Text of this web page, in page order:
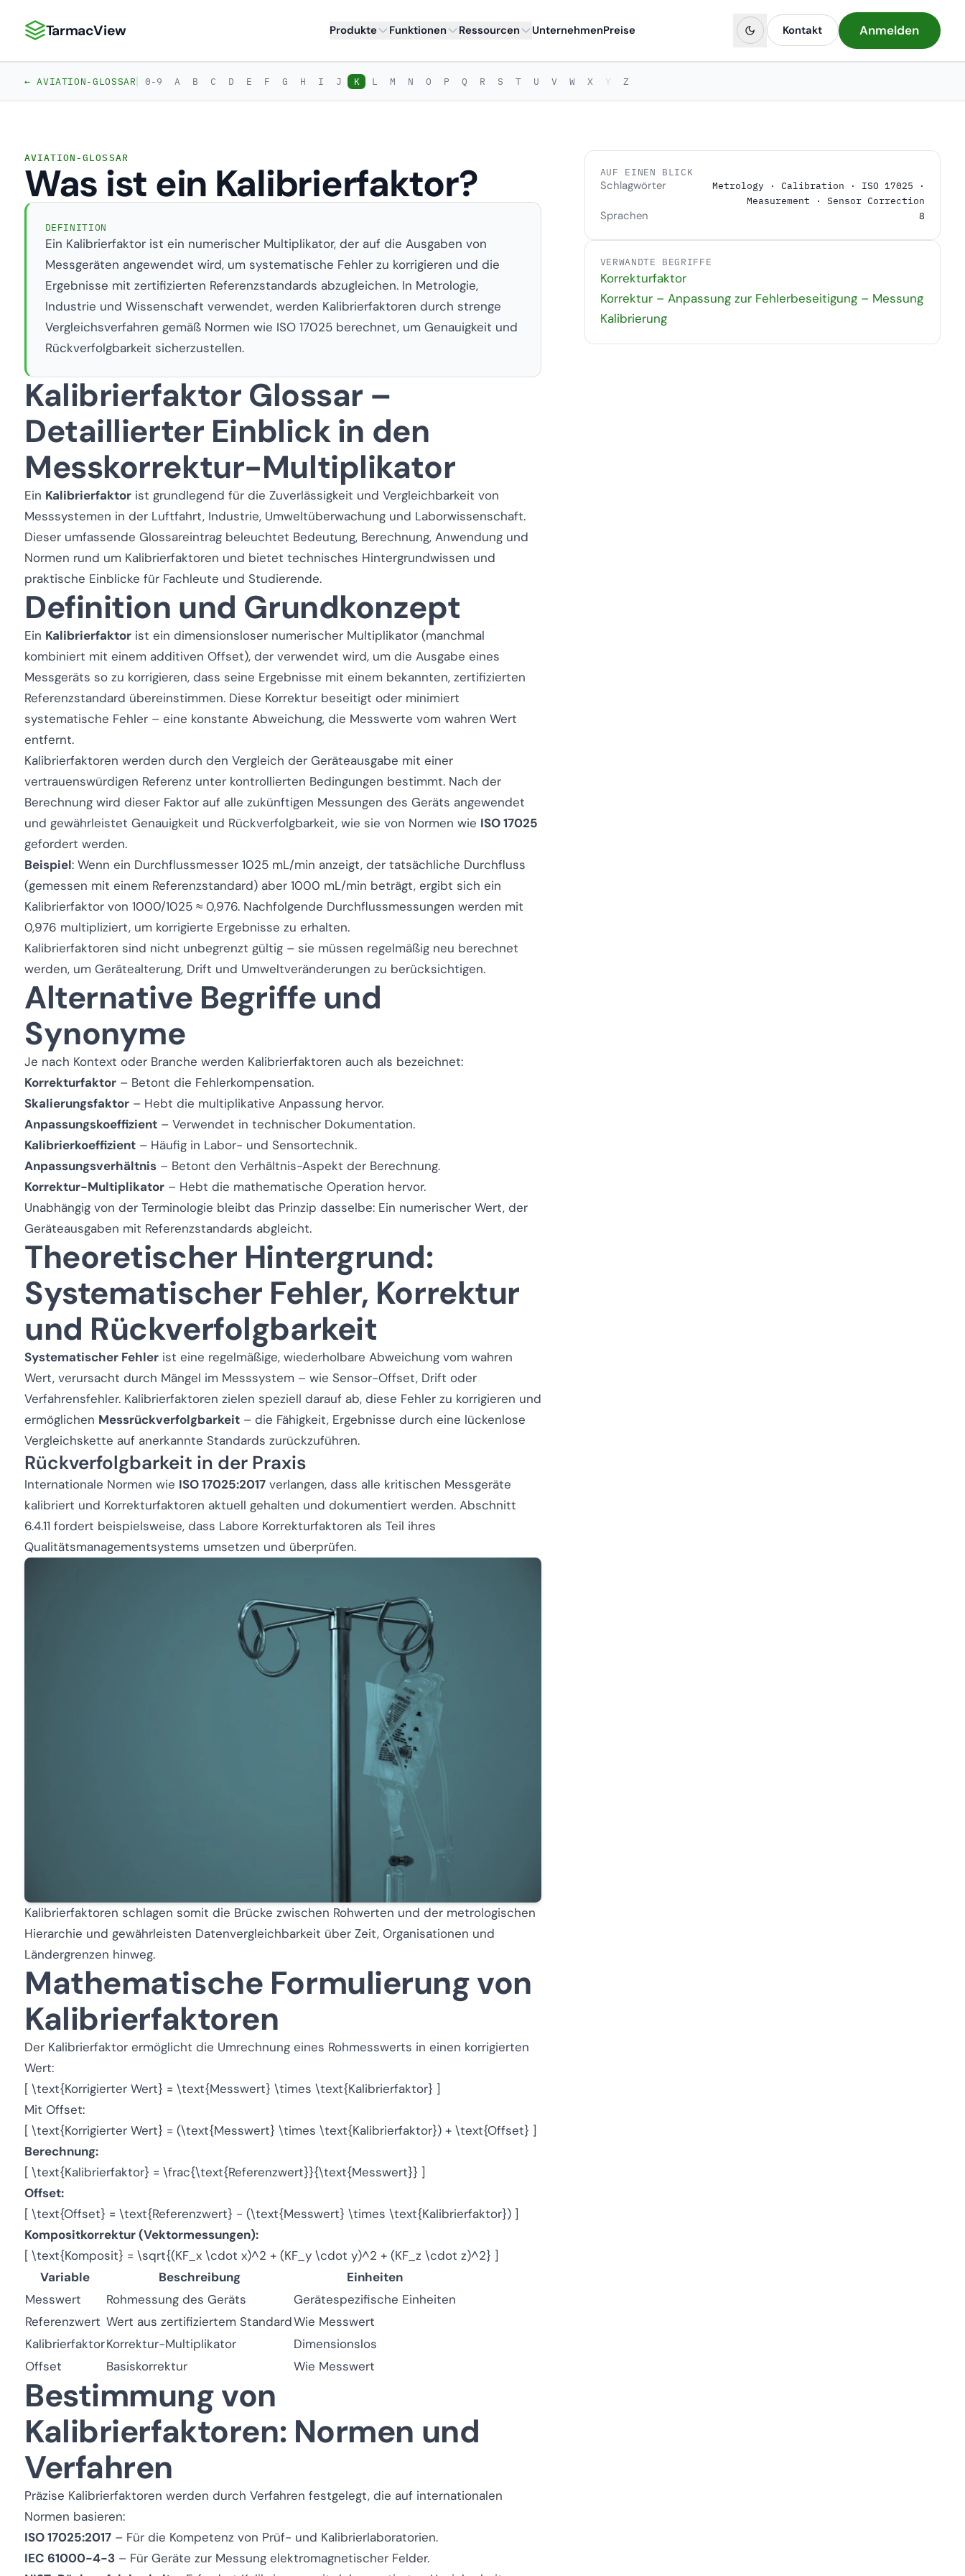
TarmacView: Präzisionsluftfahrtanalytik
TarmacView Produkte Funktionen Ressourcen UnternehmenPreise Kontakt Anmelden
← AVIATION-GLOSSAR| 0-9 A B C D E F G H I J K L M N O P Q R S T U V W X Y Z
AVIATION-GLOSSAR
Was ist ein Kalibrierfaktor?
DEFINITION
Ein Kalibrierfaktor ist ein numerischer Multiplikator, der auf die Ausgaben von
Messgeräten angewendet wird, um systematische Fehler zu korrigieren und die
Ergebnisse mit zertifizierten Referenzstandards abzugleichen. In Metrologie,
Industrie und Wissenschaft verwendet, werden Kalibrierfaktoren durch strenge
Vergleichsverfahren gemäß Normen wie ISO 17025 berechnet, um Genauigkeit und
Rückverfolgbarkeit sicherzustellen.
Kalibrierfaktor Glossar –
Detaillierter Einblick in den
Messkorrektur-Multiplikator
Ein Kalibrierfaktor ist grundlegend für die Zuverlässigkeit und Vergleichbarkeit von
Messsystemen in der Luftfahrt, Industrie, Umweltüberwachung und Laborwissenschaft.
Dieser umfassende Glossareintrag beleuchtet Bedeutung, Berechnung, Anwendung und
Normen rund um Kalibrierfaktoren und bietet technisches Hintergrundwissen und
praktische Einblicke für Fachleute und Studierende.
Definition und Grundkonzept
Ein Kalibrierfaktor ist ein dimensionsloser numerischer Multiplikator (manchmal
kombiniert mit einem additiven Offset), der verwendet wird, um die Ausgabe eines
Messgeräts so zu korrigieren, dass seine Ergebnisse mit einem bekannten, zertifizierten
Referenzstandard übereinstimmen. Diese Korrektur beseitigt oder minimiert
systematische Fehler – eine konstante Abweichung, die Messwerte vom wahren Wert
entfernt.
Kalibrierfaktoren werden durch den Vergleich der Geräteausgabe mit einer
vertrauenswürdigen Referenz unter kontrollierten Bedingungen bestimmt. Nach der
Berechnung wird dieser Faktor auf alle zukünftigen Messungen des Geräts angewendet
und gewährleistet Genauigkeit und Rückverfolgbarkeit, wie sie von Normen wie ISO 17025
gefordert werden.
Beispiel: Wenn ein Durchflussmesser 1025 mL/min anzeigt, der tatsächliche Durchfluss
(gemessen mit einem Referenzstandard) aber 1000 mL/min beträgt, ergibt sich ein
Kalibrierfaktor von 1000/1025 ≈ 0,976. Nachfolgende Durchflussmessungen werden mit
0,976 multipliziert, um korrigierte Ergebnisse zu erhalten.
Kalibrierfaktoren sind nicht unbegrenzt gültig – sie müssen regelmäßig neu berechnet
werden, um Gerätealterung, Drift und Umweltveränderungen zu berücksichtigen.
Alternative Begriffe und
Synonyme
Je nach Kontext oder Branche werden Kalibrierfaktoren auch als bezeichnet:
Korrekturfaktor – Betont die Fehlerkompensation.
Skalierungsfaktor – Hebt die multiplikative Anpassung hervor.
Anpassungskoeffizient – Verwendet in technischer Dokumentation.
Kalibrierkoeffizient – Häufig in Labor- und Sensortechnik.
Anpassungsverhältnis – Betont den Verhältnis-Aspekt der Berechnung.
Korrektur-Multiplikator – Hebt die mathematische Operation hervor.
Unabhängig von der Terminologie bleibt das Prinzip dasselbe: Ein numerischer Wert, der
Geräteausgaben mit Referenzstandards abgleicht.
Theoretischer Hintergrund:
Systematischer Fehler, Korrektur
und Rückverfolgbarkeit
Systematischer Fehler ist eine regelmäßige, wiederholbare Abweichung vom wahren
Wert, verursacht durch Mängel im Messsystem – wie Sensor-Offset, Drift oder
Verfahrensfehler. Kalibrierfaktoren zielen speziell darauf ab, diese Fehler zu korrigieren und
ermöglichen Messrückverfolgbarkeit – die Fähigkeit, Ergebnisse durch eine lückenlose
Vergleichskette auf anerkannte Standards zurückzuführen.
Rückverfolgbarkeit in der Praxis
Internationale Normen wie ISO 17025:2017 verlangen, dass alle kritischen Messgeräte
kalibriert und Korrekturfaktoren aktuell gehalten und dokumentiert werden. Abschnitt
6.4.11 fordert beispielsweise, dass Labore Korrekturfaktoren als Teil ihres
Qualitätsmanagementsystems umsetzen und überprüfen.
Kalibrierfaktoren schlagen somit die Brücke zwischen Rohwerten und der metrologischen
Hierarchie und gewährleisten Datenvergleichbarkeit über Zeit, Organisationen und
Ländergrenzen hinweg.
Mathematische Formulierung von
Kalibrierfaktoren
Der Kalibrierfaktor ermöglicht die Umrechnung eines Rohmesswerts in einen korrigierten
Wert:
[ \text{Korrigierter Wert} = \text{Messwert} \times \text{Kalibrierfaktor} ]
Mit Offset:
[ \text{Korrigierter Wert} = (\text{Messwert} \times \text{Kalibrierfaktor}) + \text{Offset} ]
Berechnung:
[ \text{Kalibrierfaktor} = \frac{\text{Referenzwert}}{\text{Messwert}} ]
Offset:
[ \text{Offset} = \text{Referenzwert} - (\text{Messwert} \times \text{Kalibrierfaktor}) ]
Kompositkorrektur (Vektormessungen):
[ \text{Komposit} = \sqrt{(KF_x \cdot x)^2 + (KF_y \cdot y)^2 + (KF_z \cdot z)^2} ]
Variable
Beschreibung
Einheiten
Messwert
Rohmessung des Geräts
Gerätespezifische Einheiten
Referenzwert Wert aus zertifiziertem StandardWie Messwert
KalibrierfaktorKorrektur-Multiplikator
Dimensionslos
Offset
Basiskorrektur Wie Messwert
Bestimmung von
Kalibrierfaktoren: Normen und
Verfahren
Präzise Kalibrierfaktoren werden durch Verfahren festgelegt, die auf internationalen
Normen basieren:
ISO 17025:2017 – Für die Kompetenz von Prüf- und Kalibrierlaboratorien.
IEC 61000-4-3 – Für Geräte zur Messung elektromagnetischer Felder.
AUF EINEN BLICK
Schlagwörter
Metrology · Calibration · ISO 17025 ·
Measurement · Sensor Correction
Sprachen 8
VERWANDTE BEGRIFFE
Korrekturfaktor
Korrektur – Anpassung zur Fehlerbeseitigung – Messung
Kalibrierung